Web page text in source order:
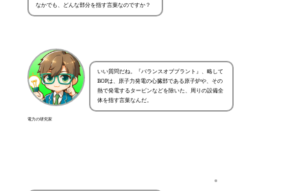
なかでも、どんな部分を指す言葉なのですか？
電力の研究家
いい質問だね。『バランスオブプラント』、略して
BOPは、原子力発電の心臓部である原子炉や、その
熱で発電するタービンなどを除いた、周りの設備全
体を指す言葉なんだ。